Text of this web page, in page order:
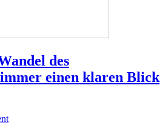
des
einen klaren Blick